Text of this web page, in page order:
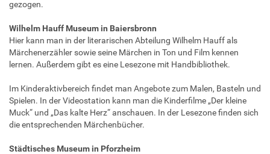
gezogen.
Wilhelm Hauff Museum in Baiersbronn
Hier kann man in der literarischen Abteilung Wilhelm Hauff als
Märchenerzähler sowie seine Märchen in Ton und Film kennen
lernen. Außerdem gibt es eine Lesezone mit Handbibliothek.
Im Kinderaktivbereich findet man Angebote zum Malen, Basteln und
Spielen. In der Videostation kann man die Kinderfilme „Der kleine
Muck“ und „Das kalte Herz“ anschauen. In der Lesezone finden sich
die entsprechenden Märchenbücher.
Städtisches Museum in Pforzheim